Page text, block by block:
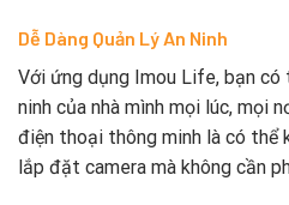
Dễ Dàng Quản Lý An Ninh
Với ứng dụng Imou Life, bạn có
ninh của nhà mình mọi lúc, mọi
điện thoại thông minh là có thể
lắp đặt camera mà không cần